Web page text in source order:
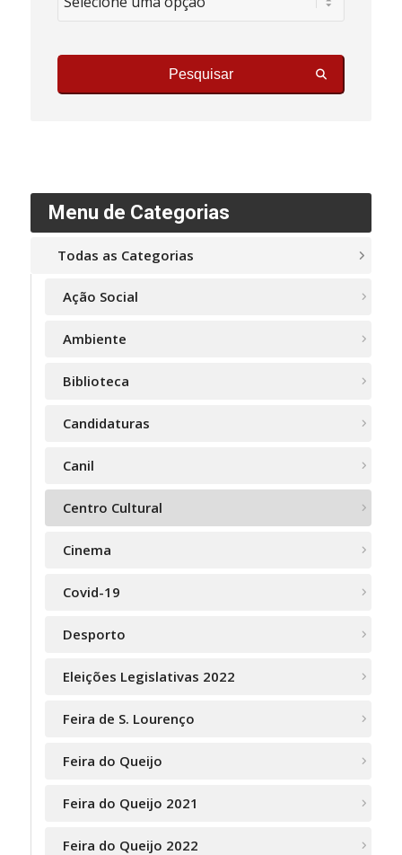
Pesquisar
Menu de Categorias
Todas as Categorias
Ação Social
Ambiente
Biblioteca
Candidaturas
Canil
Centro Cultural
Cinema
Covid-19
Desporto
Eleições Legislativas 2022
Feira de S. Lourenço
Feira do Queijo
Feira do Queijo 2021
Feira do Queijo 2022